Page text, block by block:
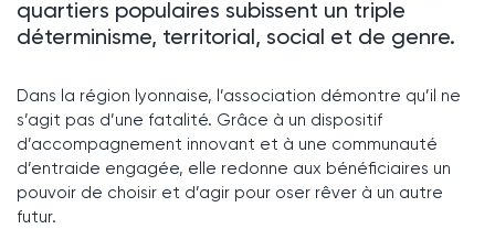
quartiers populaires subissent un triple
déterminisme, territorial, social et de genre.
Dans la région lyonnaise, l’association démontre qu’il ne
s’agit pas d’une fatalité. Grâce à un dispositif
d’accompagnement innovant et à une communauté
d’entraide engagée, elle redonne aux bénéficiaires un
pouvoir de choisir et d’agir pour oser rêver à un autre
futur.